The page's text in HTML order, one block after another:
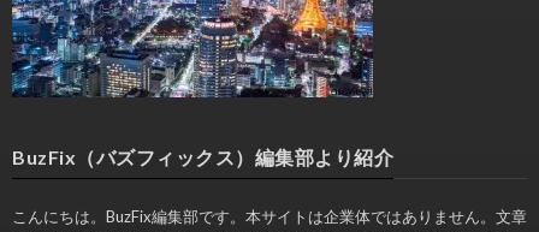
BuzFix（バズフィックス）編集部より紹介
こんにちは。BuzFix編集部です。本サイトは企業体ではありません。文章